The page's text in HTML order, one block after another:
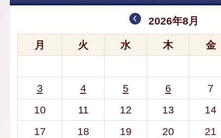
2026年8月
月 火 水 木 金
3 4 5 6
7
10
11 12 13
14
17
18 19 20
21